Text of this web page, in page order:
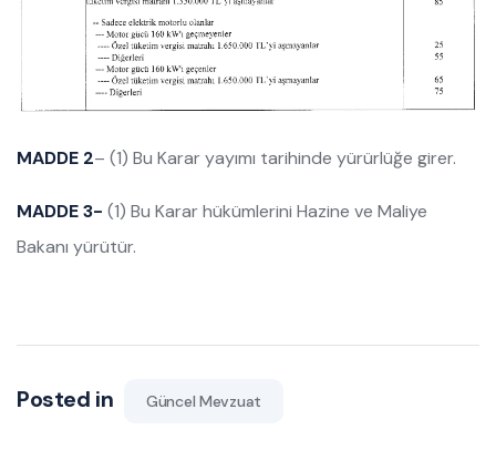
MADDE 2– (1) Bu Karar yayımı tarihinde yürürlüğe girer.
MADDE 3- (1) Bu Karar hükümlerini Hazine ve Maliye
Bakanı yürütür.
Posted in Güncel Mevzuat